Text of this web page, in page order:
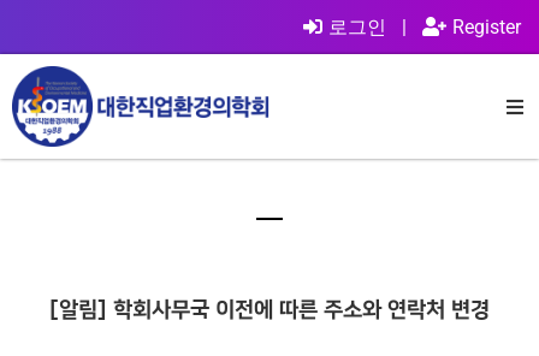
로그인 | Register
[알림] 학회사무국 이전에 따른 주소와 연락처 변경